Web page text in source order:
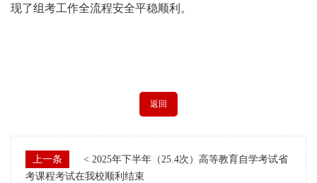
现了组考工作全流程安全平稳顺利。
返回
上一条
< 2025年下半年（25.4次）高等教育自学考试省
考课程考试在我校顺利结束